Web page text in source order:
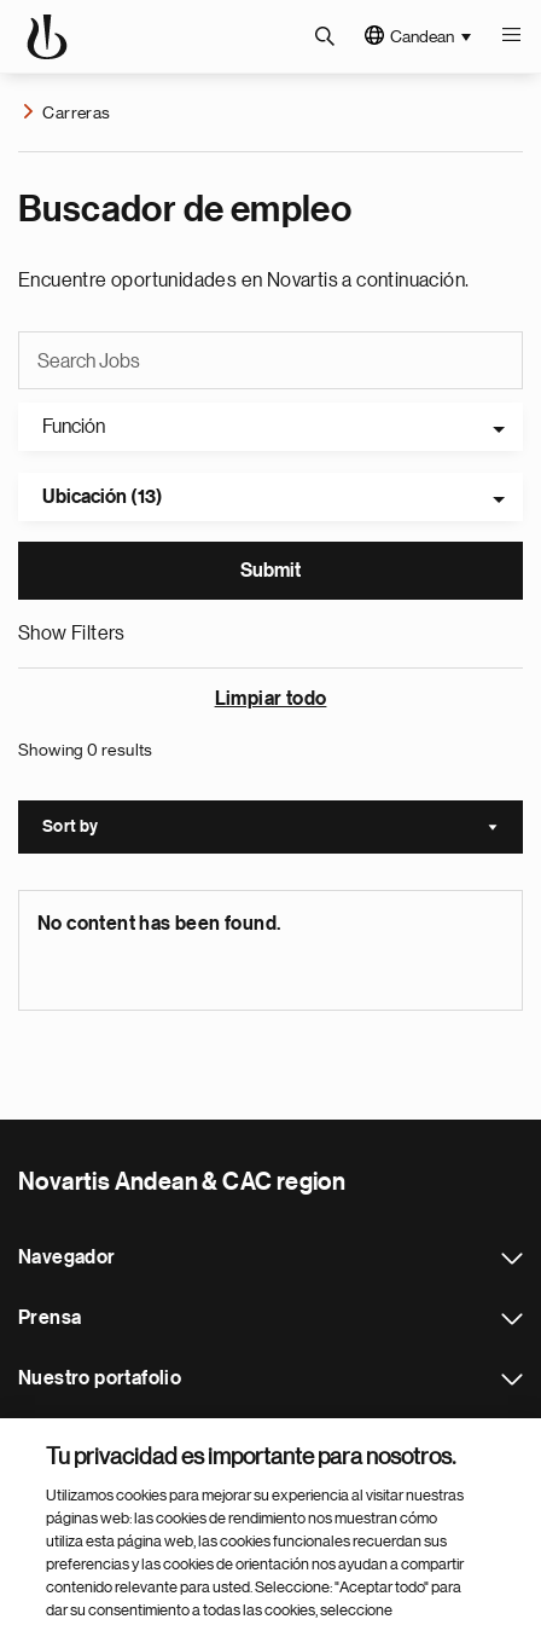
Candean
Carreras
Buscador de empleo
Encuentre oportunidades en Novartis a continuación.
Función
Ubicación (13)
Show Filters
Limpiar todo
Showing 0 results
Sort by Sort
No content has been found.
Novartis Andean & CAC region
Navegador
Prensa
Nuestro portafolio
Footer Site Search
Tu privacidad es importante para nosotros.
Utilizamos cookies para mejorar su experiencia al visitar nuestras
páginas web: las cookies de rendimiento nos muestran cómo
utiliza esta página web, las cookies funcionales recuerdan sus
preferencias y las cookies de orientación nos ayudan a compartir
contenido relevante para usted. Seleccione: "Aceptar todo" para
dar su consentimiento a todas las cookies, seleccione